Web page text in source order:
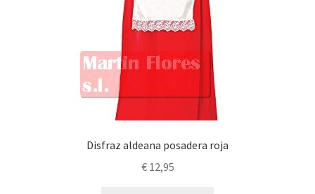
Disfraz aldeana posadera roja
€12,95